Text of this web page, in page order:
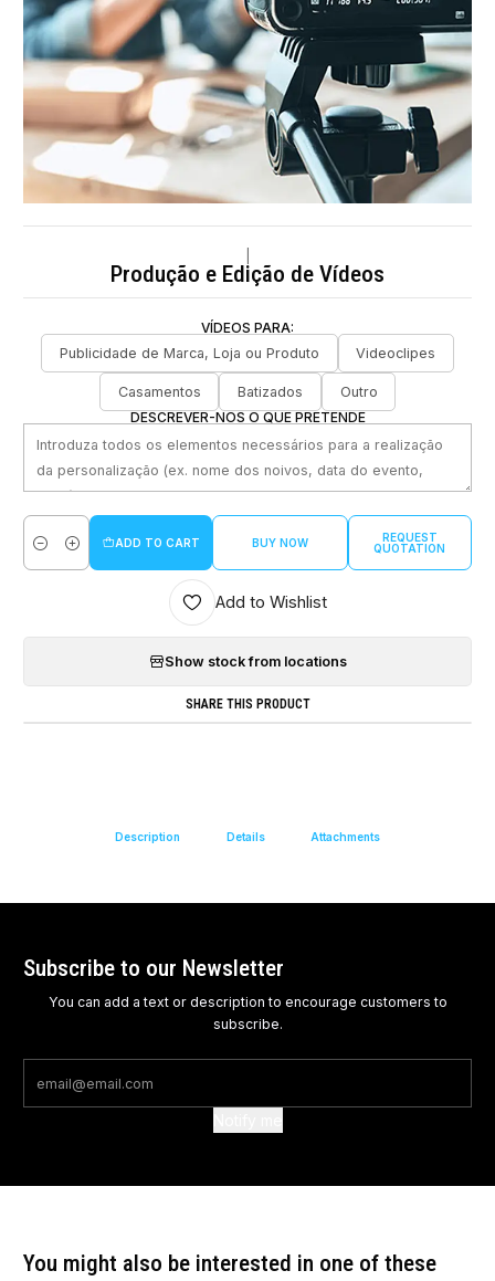
Produção e Edição de Vídeos
VÍDEOS PARA:
Publicidade de Marca, Loja ou Produto
Videoclipes
Casamentos Batizados
Outro
DESCREVER-NOS O QUE PRETENDE
Quantity
ADD TO CART BUY NOW
REQUEST
QUOTATION
Add to Wishlist
Show stock from locations
SHARE THIS PRODUCT
Description Details Attachments
Subscribe to our Newsletter
You can add a text or description to encourage customers to
subscribe.
You might also be interested in one of these